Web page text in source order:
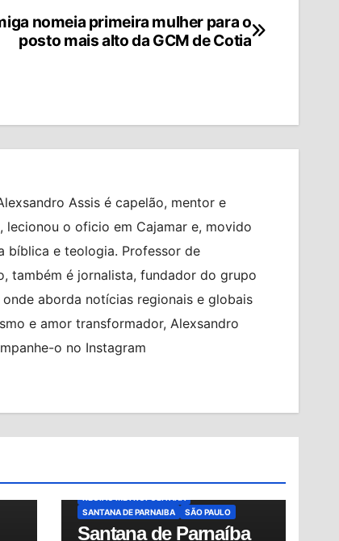
nomeia primeira mulher para o
posto mais alto da GCM de Cotia
Assis é capelão, mentor e
lecionou o oficio em Cajamar e, movido
bíblica e teologia. Professor de
também é jornalista, fundador do grupo
aborda notícias regionais e globais
e amor transformador, Alexsandro
o no Instagram
OSASCO
RED BULL BRAGANTINO
SANTANA DE PARNAIBA
SÃO PAULO
Santana de Parnaíba